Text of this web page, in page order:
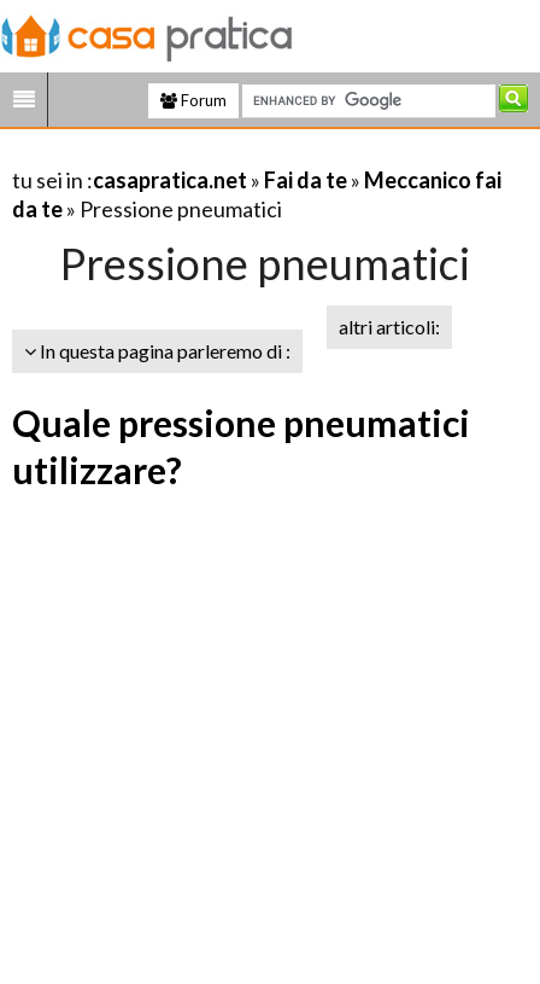
Forum
tu sei in :casapratica.net » Fai da te» Meccanico fai
da te» Pressione pneumatici
Pressione pneumatici
In questa pagina parleremo di :
altri articoli:
Quale pressione pneumatici
utilizzare?